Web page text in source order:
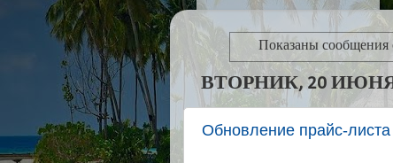
Показаны
ВТОРНИК, 20 ИЮНЯ
Обновление прайс-